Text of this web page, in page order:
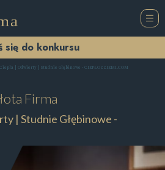
się do konkursu
| Odwierty | Studnie Głębinowe - CIEPŁOZZIEMI.COM
Firma
| Studnie Głębinowe -